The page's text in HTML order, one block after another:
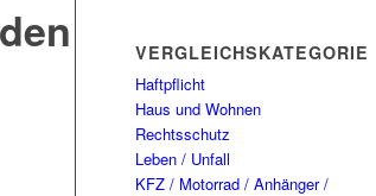
VERGLEICHSKATEGORIEN
Haftpflicht
Haus und Wohnen
Rechtsschutz
Leben / Unfall
KFZ / Motorrad / Anhänger /